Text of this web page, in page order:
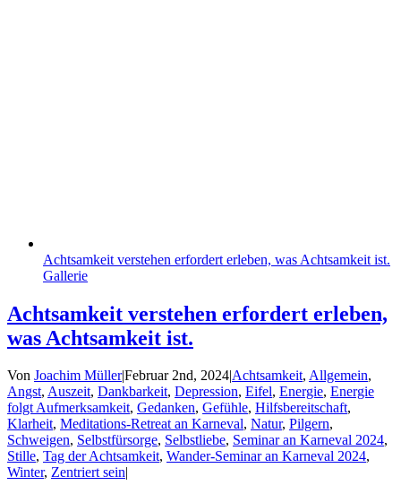
Achtsamkeit verstehen erfordert erleben, was Achtsamkeit ist.
Gallerie
Achtsamkeit verstehen erfordert erleben,
was Achtsamkeit ist.
Von Joachim Müller|Februar 2nd, 2024|Achtsamkeit, Allgemein,
Angst, Auszeit, Dankbarkeit, Depression, Eifel, Energie, Energie
folgt Aufmerksamkeit, Gedanken, Gefühle, Hilfsbereitschaft,
Klarheit, Meditations-Retreat an Karneval, Natur, Pilgern,
Schweigen, Selbstfürsorge, Selbstliebe, Seminar an Karneval 2024,
Stille, Tag der Achtsamkeit, Wander-Seminar an Karneval 2024,
Winter, Zentriert sein|